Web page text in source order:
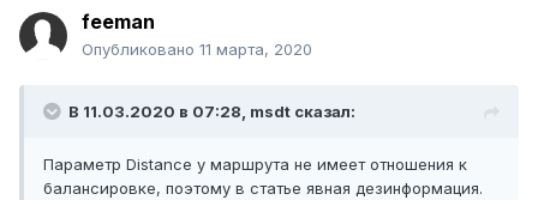
feeman
Опубликовано 11 марта, 2020
В 11.03.2020 в 07:28, msdt сказал:
Параметр Distance у маршрута не имеет отношения к
балансировке, поэтому в статье явная дезинформация.